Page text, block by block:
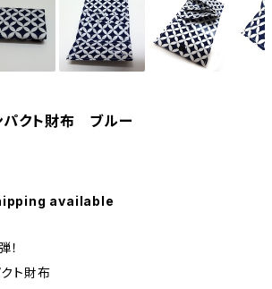
パクト財布 ブルー
available
！
ト財布